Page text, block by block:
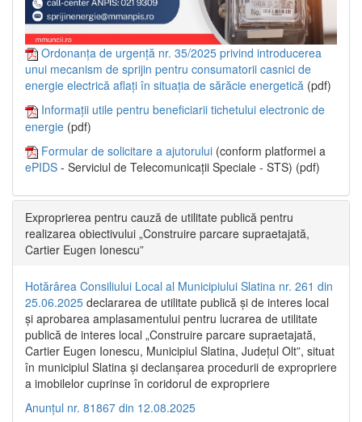
Ordonanța de urgență nr. 35/2025 privind introducerea
unui mecanism de sprijin pentru consumatorii casnici de
energie electrică aflați în situația de sărăcie energetică (pdf)
Informații utile pentru beneficiarii tichetului electronic de
energie (pdf)
Formular de solicitare a ajutorului (conform platformei a
ePIDS - Serviciul de Telecomunicații Speciale - STS) (pdf)
Exproprierea pentru cauză de utilitate publică pentru
realizarea obiectivului „Construire parcare supraetajată,
Cartier Eugen Ionescu”
Hotărârea Consiliului Local al Municipiului Slatina nr. 261 din
25.06.2025 declararea de utilitate publică și de interes local
și aprobarea amplasamentului pentru lucrarea de utilitate
publică de interes local „Construire parcare supraetajată,
Cartier Eugen Ionescu, Municipiul Slatina, Județul Olt”, situat
în municipiul Slatina și declanșarea procedurii de expropriere
a imobilelor cuprinse în coridorul de expropriere
Anunțul nr. 81867 din 12.08.2025